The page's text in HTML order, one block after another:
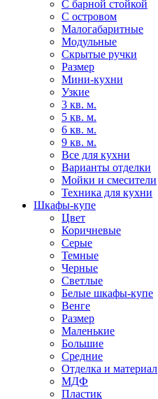
С барной стойкой
С островом
Малогабаритные
Модульные
Скрытые ручки
Размер
Мини-кухни
Узкие
3 кв. м.
5 кв. м.
6 кв. м.
9 кв. м.
Все для кухни
Варианты отделки
Мойки и смесители
Техника для кухни
Шкафы-купе
Цвет
Коричневые
Серые
Темные
Черные
Светлые
Белые шкафы-купе
Венге
Размер
Маленькие
Большие
Средние
Отделка и материал
МДФ
Пластик